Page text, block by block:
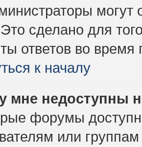
могут
сделано для
ответов во время
к началу
мне недоступны
форумы
или